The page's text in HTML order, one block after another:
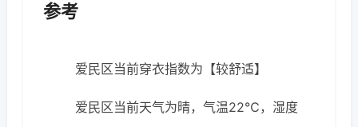
参考
爱民区当前穿衣指数为【较舒适】
爱民区当前天气为晴，气温22℃，湿度